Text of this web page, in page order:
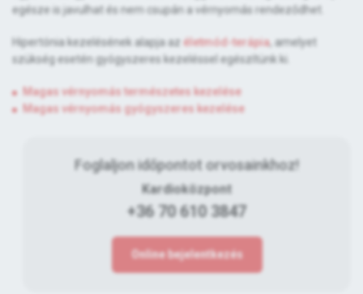
egésze is javulhat és nem csupán a vérnyomás rendeződhet.
Hipertónia kezelésének alapja az életmód-terápia, amelyet
szükség esetén gyógyszeres kezeléssel egészítünk ki.
Magas vérnyomás természetes kezelése
Magas vérnyomás gyógyszeres kezelése
Foglaljon időpontot orvosainkhoz!
Kardioközpont
+36 70 610 3847
Online bejelentkezés